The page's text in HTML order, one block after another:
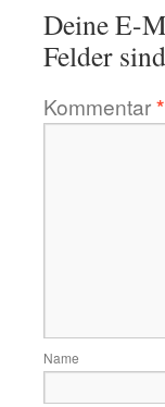
Deine E-
Felder
Kommentar*
Name